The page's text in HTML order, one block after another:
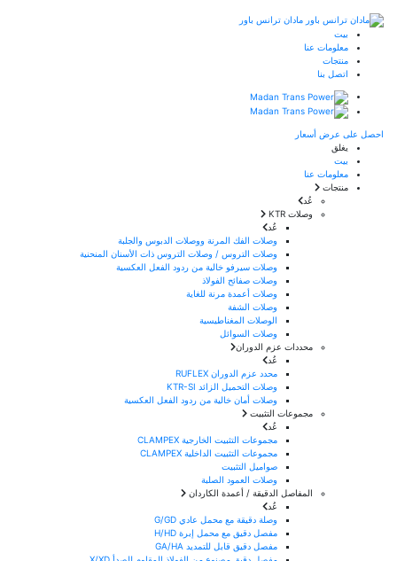
مادان ترانس باور
بيت
معلومات عنا
منتجات
اتصل بنا
احصل على عرض أسعار
يغلق
بيت
معلومات عنا
منتجات
عُد
وصلات KTR
عُد
وصلات الفك المرنة ووصلات الدبوس والجلبة
وصلات التروس / وصلات التروس ذات الأسنان المنحنية
وصلات سيرفو خالية من ردود الفعل العكسية
وصلات صفائح الفولاذ
وصلات أعمدة مرنة للغاية
وصلات الشفة
الوصلات المغناطيسية
وصلات السوائل
محددات عزم الدوران
عُد
محدد عزم الدوران RUFLEX
وصلات التحميل الزائد KTR-SI
وصلات أمان خالية من ردود الفعل العكسية
مجموعات التثبيت
عُد
مجموعات التثبيت الخارجية CLAMPEX
مجموعات التثبيت الداخلية CLAMPEX
صواميل التثبيت
وصلات العمود الصلبة
المفاصل الدقيقة / أعمدة الكاردان
عُد
وصلة دقيقة مع محمل عادي G/GD
مفصل دقيق مع محمل إبرة H/HD
مفصل دقيق قابل للتمديد GA/HA